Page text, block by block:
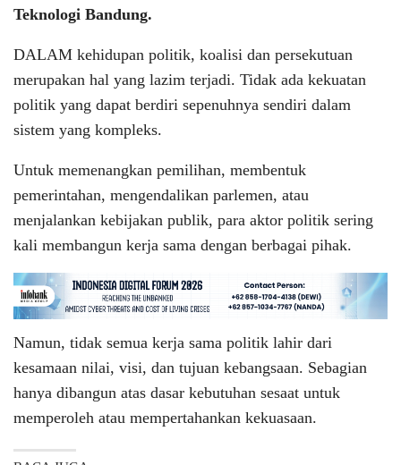
Teknologi Bandung.
DALAM kehidupan politik, koalisi dan persekutuan
merupakan hal yang lazim terjadi. Tidak ada kekuatan
politik yang dapat berdiri sepenuhnya sendiri dalam
sistem yang kompleks.
Untuk memenangkan pemilihan, membentuk
pemerintahan, mengendalikan parlemen, atau
menjalankan kebijakan publik, para aktor politik sering
kali membangun kerja sama dengan berbagai pihak.
Namun, tidak semua kerja sama politik lahir dari
kesamaan nilai, visi, dan tujuan kebangsaan. Sebagian
hanya dibangun atas dasar kebutuhan sesaat untuk
memperoleh atau mempertahankan kekuasaan.